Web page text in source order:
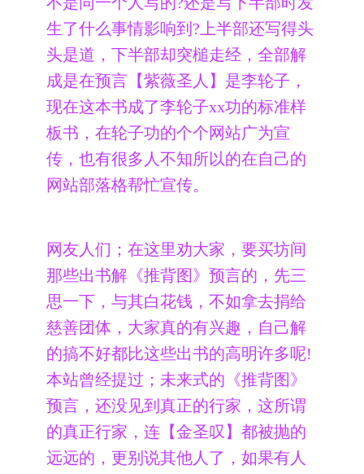
生了什么事情影响到?上半部还写得头
头是道，下半部却突槌走经，全部解
成是在预言【紫薇圣人】是李轮子，
现在这本书成了李轮子xx功的标准样
板书，在轮子功的个个网站广为宣
传，也有很多人不知所以的在自己的
网站部落格帮忙宣传。
网友人们；在这里劝大家，要买坊间
那些出书解《推背图》预言的，先三
思一下，与其白花钱，不如拿去捐给
慈善团体，大家真的有兴趣，自己解
的搞不好都比这些出书的高明许多呢!
本站曾经提过；未来式的《推背图》
预言，还没见到真正的行家，这所谓
的真正行家，连【金圣叹】都被抛的
远远的，更别说其他人了，如果有人